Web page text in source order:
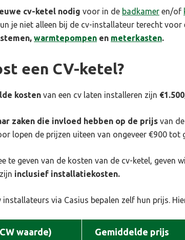
cv-ketel nodig voor in de badkamer en/of
je niet alleen bij de cv-installateur terecht
warmtepompen en meterkasten.
een CV-ketel?
kosten van een cv laten installeren zijn
zaken die invloed hebben op de prijs van
lopen de prijzen uiteen van ongeveer €900 tot
te geven van de kosten van de cv-ketel, geven
inclusief installatiekosten.
installateurs via Casius bepalen zelf hun prijs.
waarde) Gemiddelde prijs